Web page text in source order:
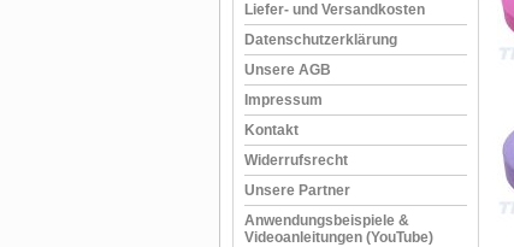
Liefer- und Versandkosten
Datenschutzerklärung
Unsere AGB
Impressum
Kontakt
Widerrufsrecht
Unsere Partner
Anwendungsbeispiele &
Videoanleitungen (YouTube)